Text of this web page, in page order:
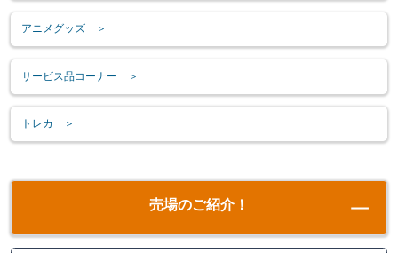
アニメグッズ ＞
サービス品コーナー ＞
トレカ ＞
売場のご紹介！